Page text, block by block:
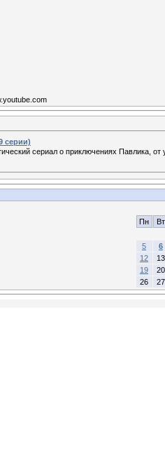
серии)
сериал о приключениях Павлика,
Пн Вт
5
6
12
13
19
20
26
27